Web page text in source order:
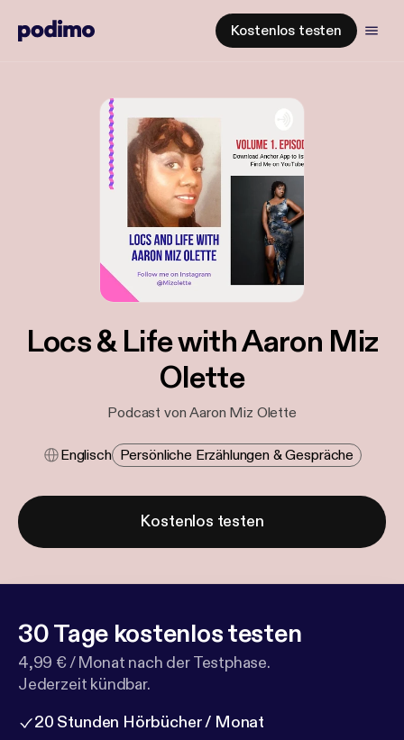
Kostenlos testen
Locs & Life with Aaron Miz
Olette
Podcast von Aaron Miz Olette
Englisch Persönliche Erzählungen & Gespräche
Kostenlos testen
30 Tage kostenlos testen
4,99 € / Monat nach der Testphase.
Jederzeit kündbar.
20 Stunden Hörbücher / Monat